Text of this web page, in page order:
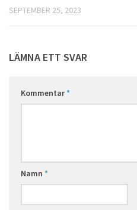
SEPTEMBER 25, 2023
LÄMNA ETT SVAR
Kommentar*
Namn *